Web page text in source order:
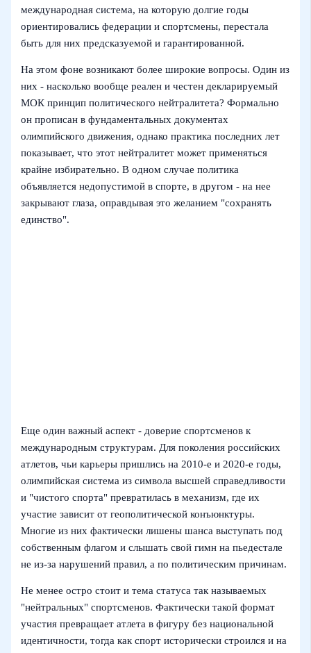
международная система, на которую долгие годы
ориентировались федерации и спортсмены, перестала
быть для них предсказуемой и гарантированной.
На этом фоне возникают более широкие вопросы. Один из
них - насколько вообще реален и честен декларируемый
МОК принцип политического нейтралитета? Формально
он прописан в фундаментальных документах
олимпийского движения, однако практика последних лет
показывает, что этот нейтралитет может применяться
крайне избирательно. В одном случае политика
объявляется недопустимой в спорте, в другом - на нее
закрывают глаза, оправдывая это желанием "сохранять
единство".
Еще один важный аспект - доверие спортсменов к
международным структурам. Для поколения российских
атлетов, чьи карьеры пришлись на 2010‑е и 2020‑е годы,
олимпийская система из символа высшей справедливости
и "чистого спорта" превратилась в механизм, где их
участие зависит от геополитической конъюнктуры.
Многие из них фактически лишены шанса выступать под
собственным флагом и слышать свой гимн на пьедестале
не из‑за нарушений правил, а по политическим причинам.
Не менее остро стоит и тема статуса так называемых
"нейтральных" спортсменов. Фактически такой формат
участия превращает атлета в фигуру без национальной
идентичности, тогда как спорт исторически строился и на